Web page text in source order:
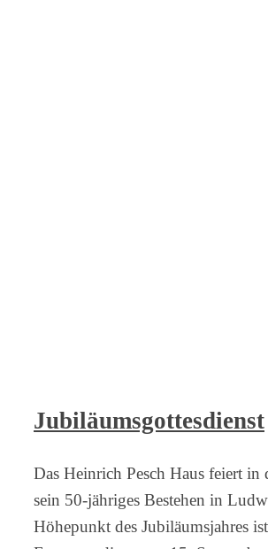
Jubiläumsgottesdienst
Das Heinrich Pesch Haus feiert in
sein 50-jähriges Bestehen in
Höhepunkt des Jubiläumsjahres